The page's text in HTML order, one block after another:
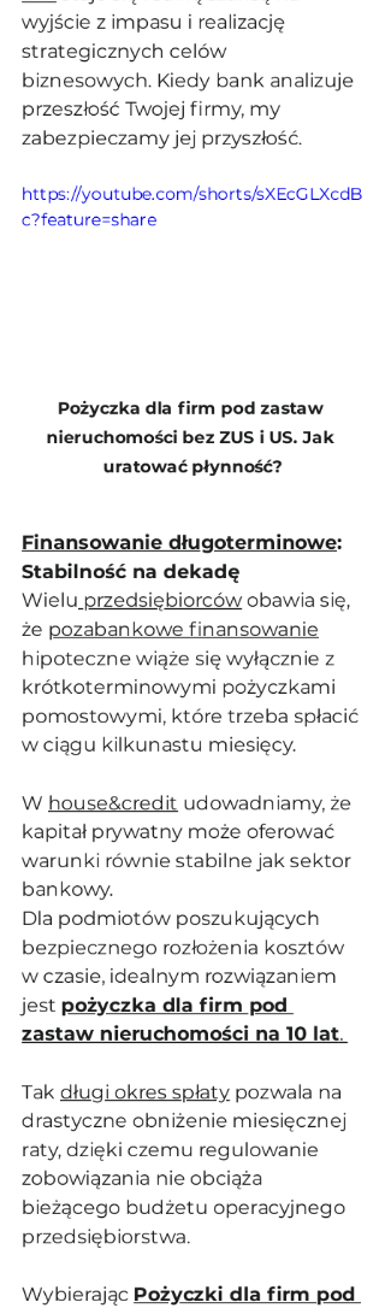
wyjście z impasu i realizację
strategicznych celów
biznesowych. Kiedy bank analizuje
przeszłość Twojej firmy, my
zabezpieczamy jej przyszłość.
https://youtube.com/shorts/sXEcGLXcdB
c?feature=share
Pożyczka dla firm pod zastaw
nieruchomości bez ZUS i US. Jak
uratować płynność?
Finansowanie długoterminowe:
Stabilność na dekadę
Wielu przedsiębiorców obawia się,
że pozabankowe finansowanie
hipoteczne wiąże się wyłącznie z
krótkoterminowymi pożyczkami
pomostowymi, które trzeba spłacić
w ciągu kilkunastu miesięcy.
W house&credit udowadniamy, że
kapitał prywatny może oferować
warunki równie stabilne jak sektor
bankowy.
Dla podmiotów poszukujących
bezpiecznego rozłożenia kosztów
w czasie, idealnym rozwiązaniem
jest pożyczka dla firm pod
zastaw nieruchomości na 10 lat.
Tak długi okres spłaty pozwala na
drastyczne obniżenie miesięcznej
raty, dzięki czemu regulowanie
zobowiązania nie obciąża
bieżącego budżetu operacyjnego
przedsiębiorstwa.
Wybierając Pożyczki dla firm pod